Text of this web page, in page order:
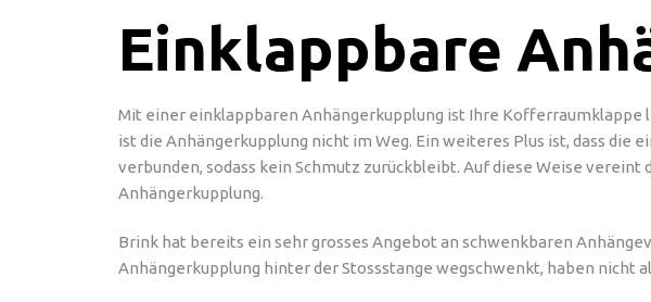
Einklappbare
Mit einer einklappbaren Anhängerkupplung ist Ihre Kofferraumklappe
ist die Anhängerkupplung nicht im Weg. Ein weiteres Plus ist, dass
verbunden, sodass kein Schmutz zurückbleibt. Auf diese Weise
Anhängerkupplung.
Brink hat bereits ein sehr grosses Angebot an schwenkbaren
Anhängerkupplung hinter der Stossstange wegschwenkt, haben nicht